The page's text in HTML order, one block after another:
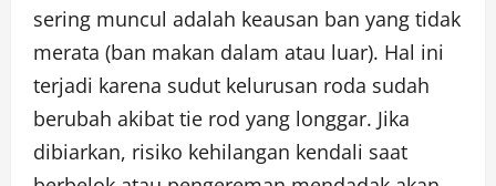
sering muncul adalah keausan ban yang tidak
merata (ban makan dalam atau luar). Hal ini
terjadi karena sudut kelurusan roda sudah
berubah akibat tie rod yang longgar. Jika
dibiarkan, risiko kehilangan kendali saat